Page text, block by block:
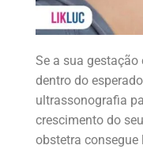
Se a sua gestação
dentro do
ultrassonografia
crescimento do
obstetra